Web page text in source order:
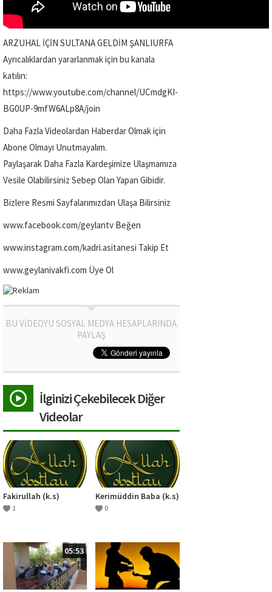
ARZUHAL İÇİN SULTANA GELDİM ŞANLIURFA
Ayrıcalıklardan yararlanmak için bu kanala
katılın:
https://www.youtube.com/channel/UCmdgKI-
BG0UP-9mfW6ALp8A/join
Daha Fazla Videolardan Haberdar Olmak için
Abone Olmayı Unutmayalım.
Paylaşarak Daha Fazla Kardeşimize Ulaşmamıza
Vesile Olabilirsiniz Sebep Olan Yapan Gibidir.
Bizlere Resmi Sayfalarımızdan Ulaşa Bilirsiniz
www.facebook.com/geylantv Beğen
www.instagram.com/kadri.asitanesi Takip Et
www.geylanivakfi.com Üye Ol
BU VİDEOYU SOSYAL MEDYA HESAPLARINDA
PAYLAŞ
İlginizi Çekebilecek Diğer
Videolar
Fakirullah (k.s)
1
Kerimüddin Baba (k.s)
0
05:53